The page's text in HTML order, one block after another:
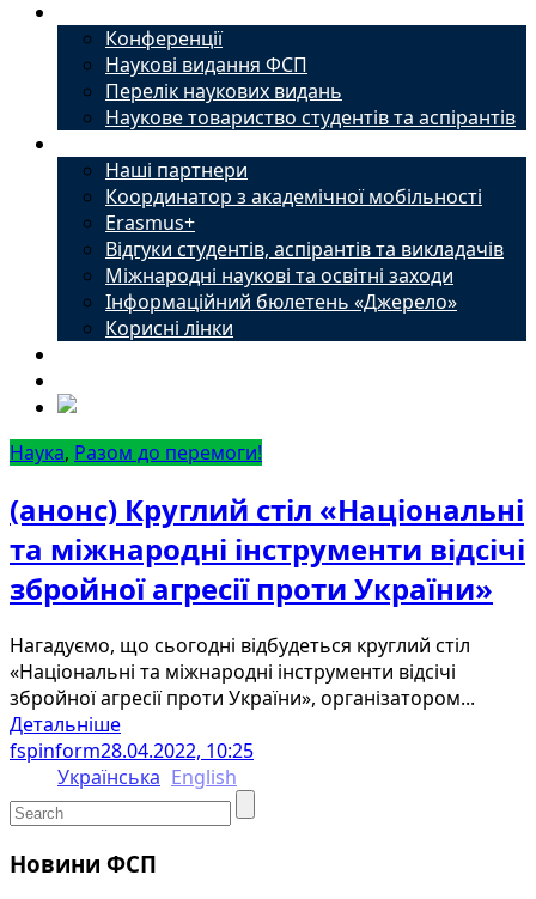
Конференції
Наукові видання ФСП
Перелік наукових видань
Наукове товариство студентів та аспірантів
Наші партнери
Координатор з академічної мобільності
Erasmus+
Відгуки студентів, аспірантів та викладачів
Міжнародні наукові та освітні заходи
Інформаційний бюлетень «Джерело»
Корисні лінки
Наука, Разом до перемоги!
(анонс) Круглий стіл «Національні
та міжнародні інструменти відсічі
збройної агресії проти України»
Нагадуємо, що сьогодні відбудеться круглий стіл
«Національні та міжнародні інструменти відсічі
збройної агресії проти України», організатором...
Детальніше
fspinform28.04.2022, 10:25
Українська English
Новини ФСП